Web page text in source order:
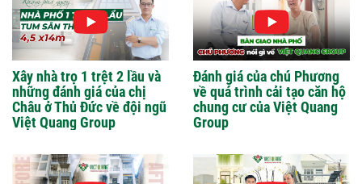
Xây nhà trọ 1 trệt 2 lầu và
những đánh giá của chị
Châu ở Thủ Đức về đội ngũ
Việt Quang Group
Đánh giá của chú Phương
về quá trình cải tạo căn hộ
chung cư của Việt Quang
Group